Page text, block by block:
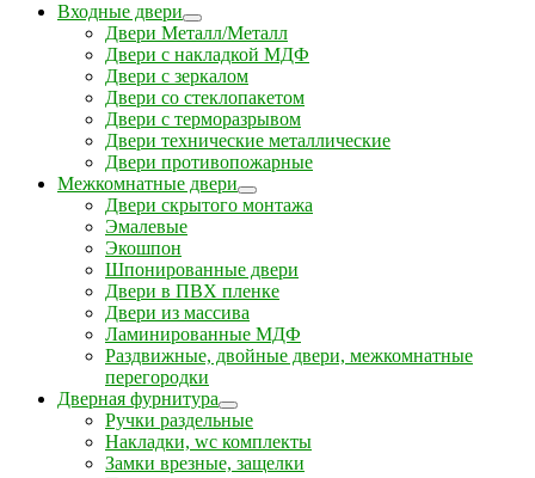
Входные двери
Двери Металл/Металл
Двери с накладкой МДФ
Двери с зеркалом
Двери со стеклопакетом
Двери с терморазрывом
Двери технические металлические
Двери противопожарные
Межкомнатные двери
Двери скрытого монтажа
Эмалевые
Экошпон
Шпонированные двери
Двери в ПВХ пленке
Двери из массива
Ламинированные МДФ
Раздвижные, двойные двери, межкомнатные
перегородки
Дверная фурнитура
Ручки раздельные
Накладки, wc комплекты
Замки врезные, защелки